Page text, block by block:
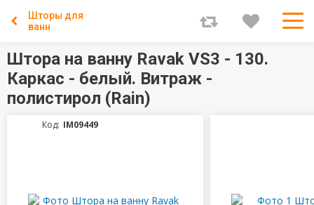
Шторы для
ванн
Штора на ванну Ravak VS3 - 130.
Каркас - белый. Витраж -
полистирол (Rain)
Код: IM09449